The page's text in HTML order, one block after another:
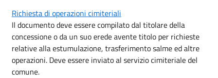
Richiesta di operazioni cimiteriali
Il documento deve essere compilato dal titolare della
concessione o da un suo erede avente titolo per richieste
relative alla estumulazione, trasferimento salme ed altre
operazioni. Deve essere inviato al servizio cimiteriale del
comune.